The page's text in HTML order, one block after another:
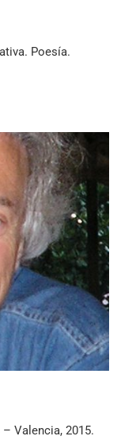
Poesía.
Valencia, 2015.